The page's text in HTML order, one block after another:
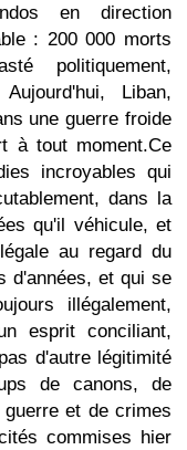
en direction
: 200 000 morts
politiquement,
Liban,
une guerre froide
à tout moment.Ce
incroyables qui
dans la
qu'il véhicule, et
au regard du
d'années, et qui se
illégalement,
esprit conciliant,
d'autre légitimité
de canons, de
et de crimes
commises hier